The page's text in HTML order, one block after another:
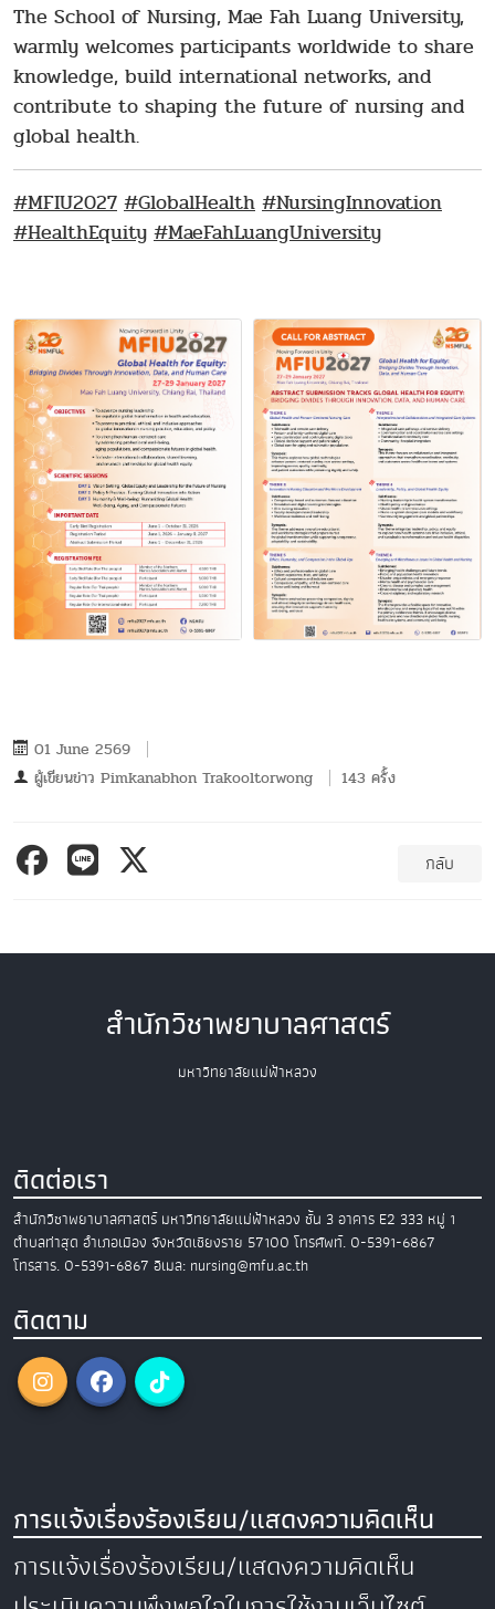
The School of Nursing, Mae Fah Luang University,
warmly welcomes participants worldwide to share
knowledge, build international networks, and
contribute to shaping the future of nursing and
global health.
#MFIU2027 #GlobalHealth #NursingInnovation
#HealthEquity #MaeFahLuangUniversity
01 June 2569
ผู้เขียนข่าว Pimkanabhon Trakooltorwong 143 ครั้ง
กลับ
สำนักวิชาพยาบาลศาสตร์
มหาวิทยาลัยแม่ฟ้าหลวง
ติดต่อเรา
สำนักวิชาพยาบาลศาสตร์ มหาวิทยาลัยแม่ฟ้าหลวง ชั้น 3 อาคาร E2 333 หมู่ 1
ตำบลท่าสุด อำเภอเมือง จังหวัดเชียงราย 57100 โทรศัพท์. 0-5391-6867
โทรสาร. 0-5391-6867 อีเมล: nursing@mfu.ac.th
ติดตาม
การแจ้งเรื่องร้องเรียน/แสดงความคิดเห็น
การแจ้งเรื่องร้องเรียน/แสดงความคิดเห็น